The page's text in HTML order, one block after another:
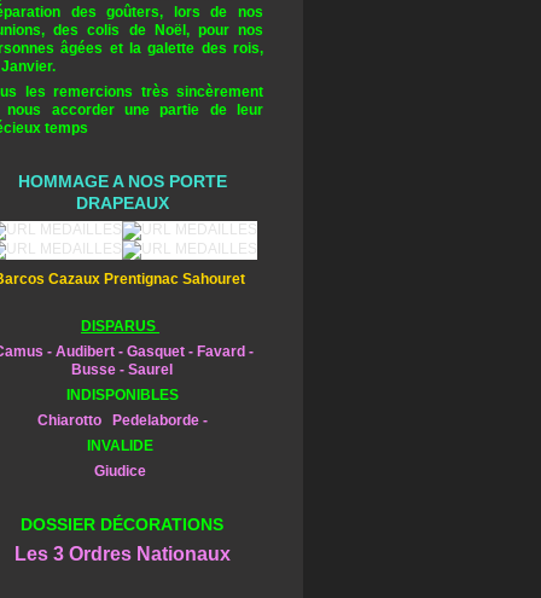
des goûters, lors de nos
des colis de Noël, pour nos
âgées et la galette des rois,
les remercions très sincèrement
nous accorder une partie de leur
temps
HOMMAGE A NOS PORTE
DRAPEAUX
Cazaux Prentignac Sahouret
DISPARUS
- Audibert - Gasquet - Favard -
Busse - Saurel
INDISPONIBLES
Chiarotto Pedelaborde -
INVALIDE
Giudice
DOSSIER DÉCORATIONS
Les 3 Ordres Nationaux